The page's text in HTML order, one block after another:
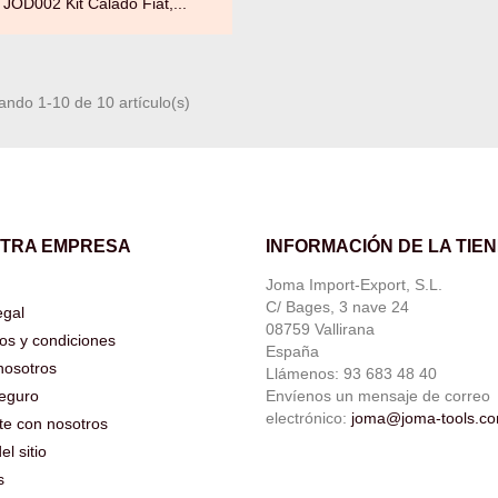
1-10 de 10 artículo(s)
EMPRESA
y condiciones
con nosotros
sitio
INFORMACIÓN DE LA
Joma Import-Export, S.L.
C/ Bages, 3 nave 24
08759 Vallirana
España
Llámenos: 93 683 48 40
Envíenos un mensaje de correo
electrónico: joma@joma-